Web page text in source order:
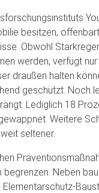
besitzen,
Obwohl
werden, verfügt
draußen halten
geschützt. Noch
Lediglich 18
Weitere
seltener.
Neben